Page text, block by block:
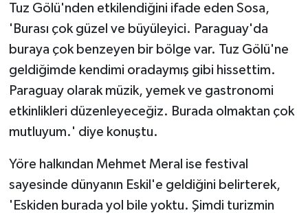
Tuz Gölü'nden etkilendiğini ifade eden Sosa,
'Burası çok güzel ve büyüleyici. Paraguay'da
buraya çok benzeyen bir bölge var. Tuz Gölü'ne
geldiğimde kendimi oradaymış gibi hissettim.
Paraguay olarak müzik, yemek ve gastronomi
etkinlikleri düzenleyeceğiz. Burada olmaktan çok
mutluyum.' diye konuştu.
Yöre halkından Mehmet Meral ise festival
sayesinde dünyanın Eskil'e geldiğini belirterek,
'Eskiden burada yol bile yoktu. Şimdi turizmin